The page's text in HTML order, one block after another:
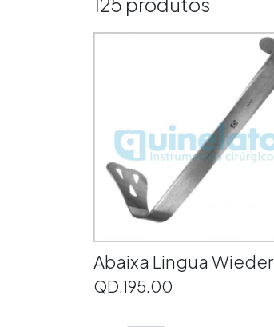
Abaixa Lingua Wieder
QD.195.00